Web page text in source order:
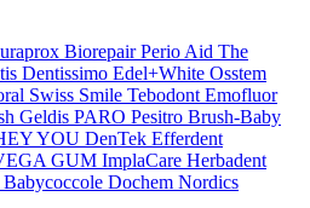
Biorepair Perio Aid The
Dentissimo Edel+White Osstem
Swiss Smile Tebodont Emofluor
Geldis PARO Pesitro Brush-Baby
YOU DenTek Efferdent
GUM ImplaCare Herbadent
Babycoccole Dochem Nordics